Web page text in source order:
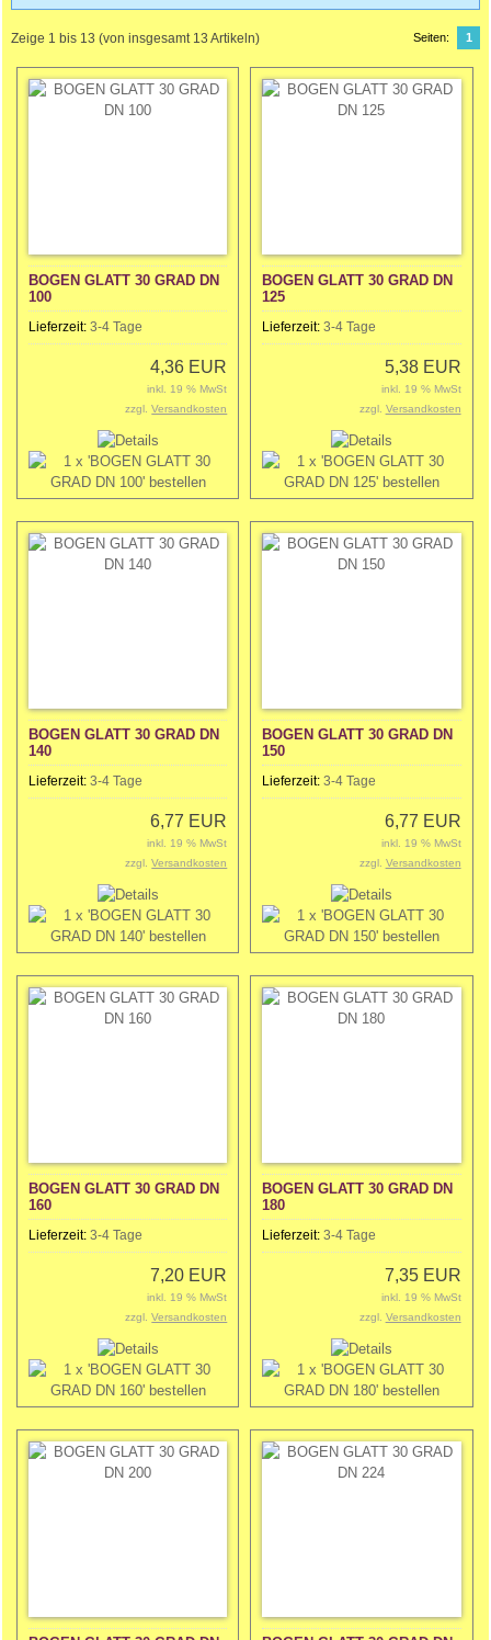
Zeige 1 bis 13 (von insgesamt 13 Artikeln) Seiten: 1
BOGEN GLATT 30 GRAD DN
100
Lieferzeit: 3-4 Tage
4,36 EUR
inkl. 19 % MwSt
zzgl.Versandkosten
BOGEN GLATT 30 GRAD DN
125
Lieferzeit:3-4 Tage
5,38 EUR
inkl. 19 % MwSt
zzgl. Versandkosten
BOGEN GLATT 30 GRAD DN
140
Lieferzeit: 3-4 Tage
6,77 EUR
inkl. 19 % MwSt
zzgl.Versandkosten
BOGEN GLATT 30 GRAD DN
150
Lieferzeit:3-4 Tage
6,77 EUR
inkl. 19 % MwSt
zzgl. Versandkosten
BOGEN GLATT 30 GRAD DN
160
Lieferzeit: 3-4 Tage
7,20 EUR
inkl. 19 % MwSt
zzgl.Versandkosten
BOGEN GLATT 30 GRAD DN
180
Lieferzeit:3-4 Tage
7,35 EUR
inkl. 19 % MwSt
zzgl. Versandkosten